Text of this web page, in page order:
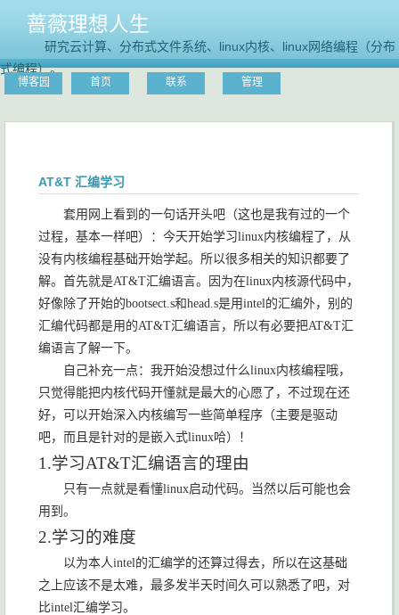
蔷薇理想人生
研究云计算、分布式文件系统、linux内核、linux网络编程（分布
式编程）。
博客园 首页 联系 管理
AT&T 汇编学习
套用网上看到的一句话开头吧（这也是我有过的一个
过程，基本一样吧）：今天开始学习linux内核编程了，从
没有内核编程基础开始学起。所以很多相关的知识都要了
解。首先就是AT&T汇编语言。因为在linux内核源代码中，
好像除了开始的bootsect.s和head.s是用intel的汇编外，别的
汇编代码都是用的AT&T汇编语言，所以有必要把AT&T汇
编语言了解一下。
自己补充一点：我开始没想过什么linux内核编程哦，
只觉得能把内核代码开懂就是最大的心愿了，不过现在还
好，可以开始深入内核编写一些简单程序（主要是驱动
吧，而且是针对的是嵌入式linux哈）！
1.学习AT&T汇编语言的理由
只有一点就是看懂linux启动代码。当然以后可能也会
用到。
2.学习的难度
以为本人intel的汇编学的还算过得去，所以在这基础
之上应该不是太难，最多发半天时间久可以熟悉了吧，对
比intel汇编学习。